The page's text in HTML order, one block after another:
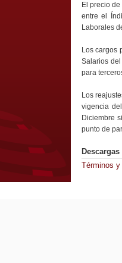
El precio
entre el
Laborales
Los cargos
Salarios
para
Los
vigencia
Diciembre
punto de
Descargas
Términos